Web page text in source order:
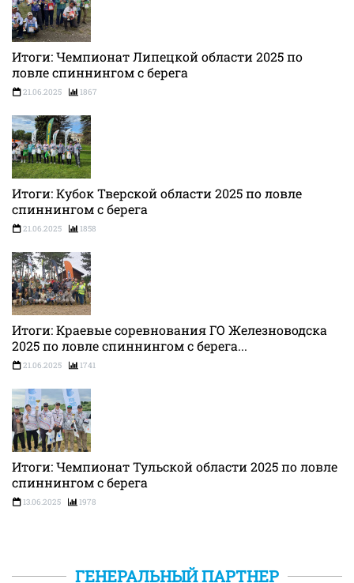
Итоги: Чемпионат Липецкой области 2025 по
ловле спиннингом с берега
21.06.2025 1867
Итоги: Кубок Тверской области 2025 по ловле
спиннингом с берега
21.06.2025 1858
Итоги: Краевые соревнования ГО Железноводска
2025 по ловле спиннингом с берега...
21.06.2025 1741
Итоги: Чемпионат Тульской области 2025 по ловле
спиннингом с берега
13.06.2025 1978
ГЕНЕРАЛЬНЫЙ ПАРТНЕР